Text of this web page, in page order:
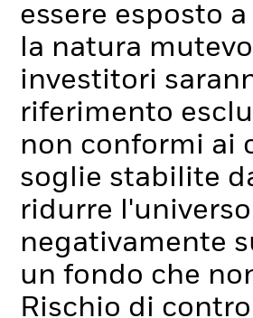
essere esposto
la natura
investitori
riferimento
non conformi ai
soglie stabilite
ridurre
negativamente
un fondo che
Rischio di